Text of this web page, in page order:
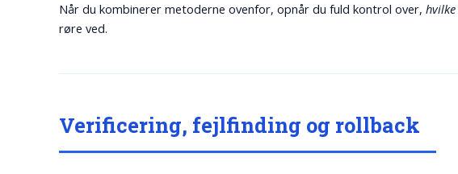
Når du kombinerer metoderne ovenfor, opnår du fuld kontrol over,hvilke
røre ved.
Verificering, fejlfinding og rollback